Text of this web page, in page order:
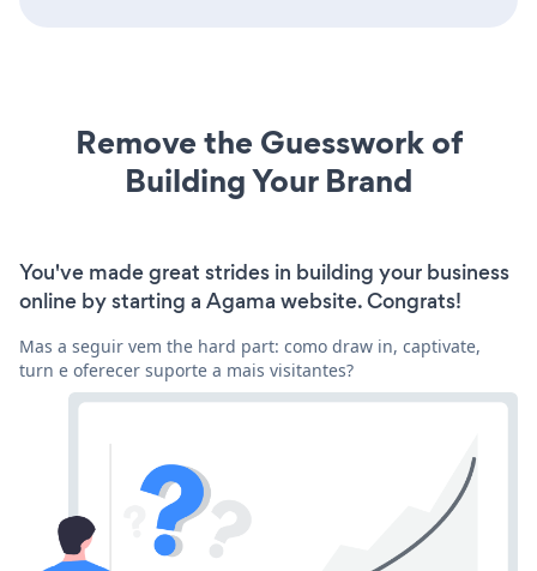
Remove the Guesswork of
Building Your Brand
You've made great strides in building your business
online by starting a Agama website. Congrats!
Mas a seguir vem the hard part: como draw in, captivate,
turn e oferecer suporte a mais visitantes?